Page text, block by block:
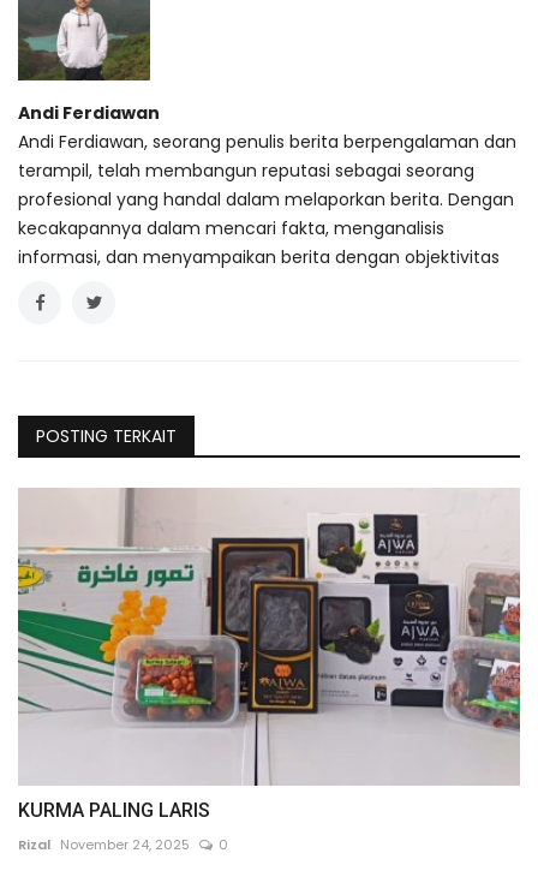
Andi Ferdiawan
Andi Ferdiawan, seorang penulis berita berpengalaman dan
terampil, telah membangun reputasi sebagai seorang
profesional yang handal dalam melaporkan berita. Dengan
kecakapannya dalam mencari fakta, menganalisis
informasi, dan menyampaikan berita dengan objektivitas
POSTING TERKAIT
KURMA PALING LARIS
Rizal November 24, 2025 0